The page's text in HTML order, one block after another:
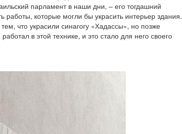
парламент в наши дни, – его тогдашний
которые могли бы украсить интерьер здания.
что украсили синагогу «Хадассы», но позже
в этой технике, и это стало для него своего